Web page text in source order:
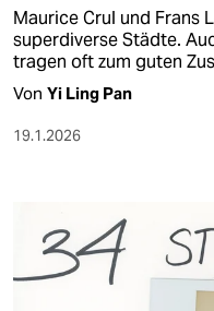
Maurice Crul und Frans
superdiverse Städte.
tragen oft zum guten
Von Yi Ling Pan
19.1.2026